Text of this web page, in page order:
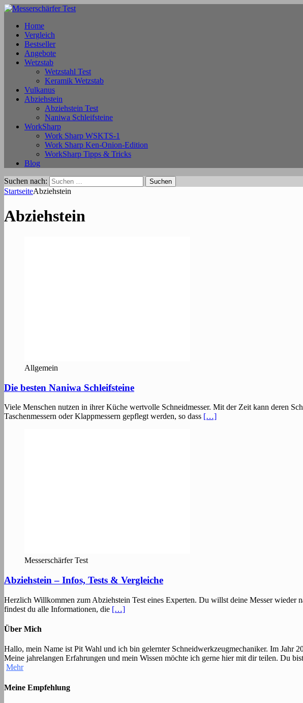
Home
Vergleich
Bestseller
Angebote
Wetzstab
Wetzstahl Test
Keramik Wetzstab
Vulkanus
Abziehstein
Abziehstein Test
Naniwa Schleifsteine
WorkSharp
Work Sharp WSKTS-1
Work Sharp Ken-Onion-Edition
WorkSharp Tipps & Tricks
Blog
Suchen nach:
StartseiteAbziehstein
Abziehstein
Allgemein
Die besten Naniwa Schleifsteine
Viele Menschen nutzen in ihrer Küche wertvolle Schneidmesser. Mit der Zeit kann deren
Taschenmessern oder Klappmessern gepflegt werden, so dass […]
Messerschärfer Test
Abziehstein – Infos, Tests & Vergleiche
Herzlich Willkommen zum Abziehstein Test eines Experten. Du willst deine Messer wieder
findest du alle Informationen, die […]
Über Mich
Hallo, mein Name ist Pit Wahl und ich bin gelernter Schneidwerkzeugmechaniker. Im Jahr
Meine jahrelangen Erfahrungen und mein Wissen möchte ich gerne hier mit dir teilen. Du
Mehr
Meine Empfehlung